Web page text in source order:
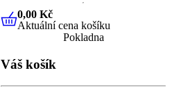
0,00 KčAktuální cena košíku
0,00 Kč
Aktuální cena košíku
Pokladna
Váš košík